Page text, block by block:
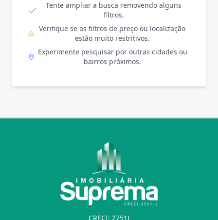
Tente ampliar a busca removendo alguns
filtros.
Verifique se os filtros de preço ou localização
estão muito restritivos.
Experimente pesquisar por outras cidades ou
bairros próximos.
CRECI: 2751J